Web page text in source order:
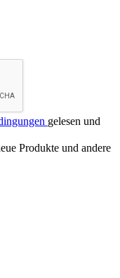
gelesen und
Produkte und andere